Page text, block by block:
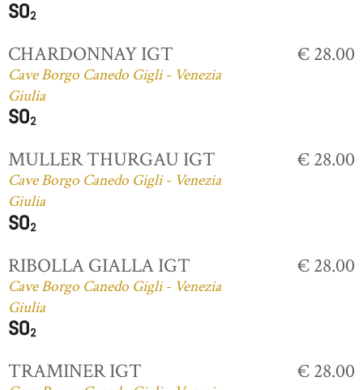
CHARDONNAY IGT
Cave Borgo Canedo Gigli - Venezia
Giulia
€ 28.00
MULLER THURGAU IGT
Cave Borgo Canedo Gigli - Venezia
Giulia
€ 28.00
RIBOLLA GIALLA IGT
Cave Borgo Canedo Gigli - Venezia
Giulia
€ 28.00
TRAMINER IGT € 28.00